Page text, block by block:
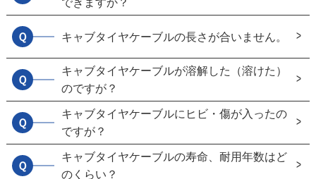
できますか？
Ｑ キャブタイヤケーブルの長さが合いません。
Ｑ
キャブタイヤケーブルが溶解した（溶けた）
のですが？
Ｑ
キャブタイヤケーブルにヒビ・傷が入ったの
ですが？
Ｑ
キャブタイヤケーブルの寿命、耐用年数はど
のくらい？